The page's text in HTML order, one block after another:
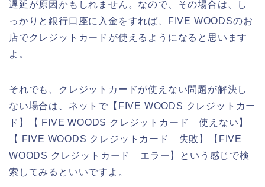
遅延が原因かもしれません。なので、その場合は、し
っかりと銀行口座に入金をすれば、FIVE WOODSのお
店でクレジットカードが使えるようになると思います
よ。
それでも、クレジットカードが使えない問題が解決し
ない場合は、ネットで【FIVE WOODS クレジットカー
ド】【 FIVE WOODS クレジットカード 使えない】
【 FIVE WOODS クレジットカード 失敗】【FIVE
WOODS クレジットカード エラー】という感じで検
索してみるといいですよ。